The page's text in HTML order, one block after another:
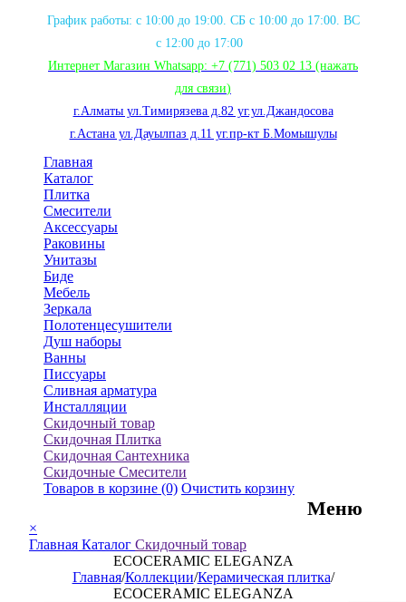
График работы: с 10:00 до 19:00. СБ с 10:00 до 17:00. ВС
с 12:00 до 17:00
Интернет Магазин Whatsapp: +7 (771) 503 02 13 (нажать
для связи)
г.Алматы ул.Тимирязева д.82 уг.ул.Джандосова
г.Астана ул.Дауылпаз д.11 уг.пр-кт Б.Момышулы
Главная
Каталог
Плитка
Смесители
Аксессуары
Раковины
Унитазы
Биде
Мебель
Зеркала
Полотенцесушители
Душ наборы
Ванны
Писсуары
Сливная арматура
Инсталляции
Скидочный товар
Скидочная Плитка
Скидочная Сантехника
Скидочные Смесители
Товаров в корзине (0) Очистить корзину
Меню
×
Главная Каталог Скидочный товар
ECOCERAMIC ELEGANZA
Главная/Коллекции/Керамическая плитка/
ECOCERAMIC ELEGANZA